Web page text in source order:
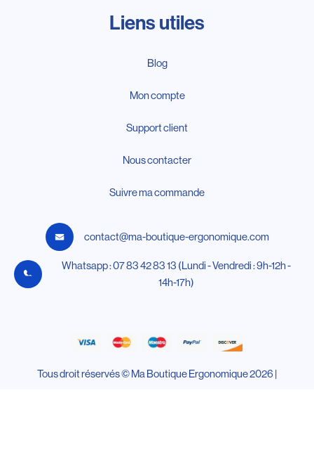
Liens utiles
Blog
Mon compte
Support client
Nous contacter
Suivre ma commande
contact@ma-boutique-ergonomique.com
Whatsapp : 07 83 42 83 13 (Lundi - Vendredi : 9h-12h -
14h-17h)
Tous droit réservés © Ma Boutique Ergonomique 2026 |